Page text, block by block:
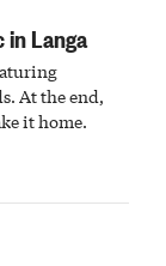
in Langa
At the end,
it home.